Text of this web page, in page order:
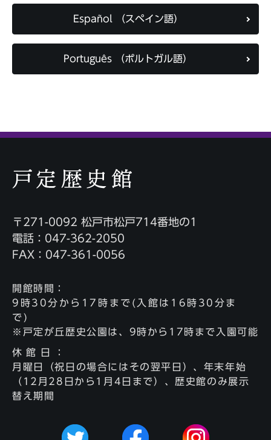
Español （スペイン語）
Português （ポルトガル語）
〒271-0092 松戸市松戸714番地の1
電話：047-362-2050
FAX：047-361-0056
開館時間
：
9時30分から17時まで(入館は16時30分ま
で)
※戸定が丘歴史公園は、9時から17時まで入園可能
休館日
：
月曜日（祝日の場合にはその翌平日）、年末年始
（12月28日から1月4日まで）、歴史館のみ展示
替え期間